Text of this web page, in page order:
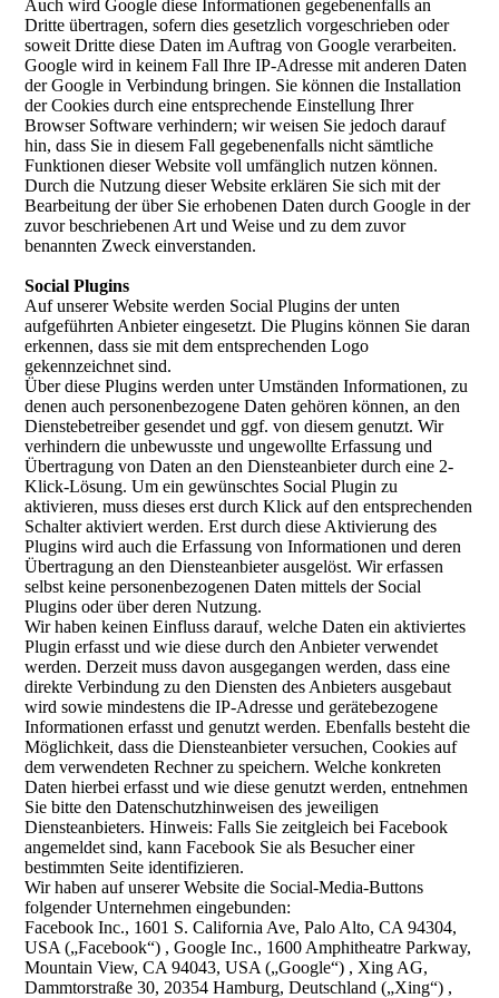
Auch wird Google diese Informationen gegebenenfalls an
Dritte übertragen, sofern dies gesetzlich vorgeschrieben oder
soweit Dritte diese Daten im Auftrag von Google verarbeiten.
Google wird in keinem Fall Ihre IP-Adresse mit anderen Daten
der Google in Verbindung bringen. Sie können die Installation
der Cookies durch eine entsprechende Einstellung Ihrer
Browser Software verhindern; wir weisen Sie jedoch darauf
hin, dass Sie in diesem Fall gegebenenfalls nicht sämtliche
Funktionen dieser Website voll umfänglich nutzen können.
Durch die Nutzung dieser Website erklären Sie sich mit der
Bearbeitung der über Sie erhobenen Daten durch Google in der
zuvor beschriebenen Art und Weise und zu dem zuvor
benannten Zweck einverstanden.
Social Plugins
Auf unserer Website werden Social Plugins der unten
aufgeführten Anbieter eingesetzt. Die Plugins können Sie daran
erkennen, dass sie mit dem entsprechenden Logo
gekennzeichnet sind.
Über diese Plugins werden unter Umständen Informationen, zu
denen auch personenbezogene Daten gehören können, an den
Dienstebetreiber gesendet und ggf. von diesem genutzt. Wir
verhindern die unbewusste und ungewollte Erfassung und
Übertragung von Daten an den Diensteanbieter durch eine 2-
Klick-Lösung. Um ein gewünschtes Social Plugin zu
aktivieren, muss dieses erst durch Klick auf den entsprechenden
Schalter aktiviert werden. Erst durch diese Aktivierung des
Plugins wird auch die Erfassung von Informationen und deren
Übertragung an den Diensteanbieter ausgelöst. Wir erfassen
selbst keine personenbezogenen Daten mittels der Social
Plugins oder über deren Nutzung.
Wir haben keinen Einfluss darauf, welche Daten ein aktiviertes
Plugin erfasst und wie diese durch den Anbieter verwendet
werden. Derzeit muss davon ausgegangen werden, dass eine
direkte Verbindung zu den Diensten des Anbieters ausgebaut
wird sowie mindestens die IP-Adresse und gerätebezogene
Informationen erfasst und genutzt werden. Ebenfalls besteht die
Möglichkeit, dass die Diensteanbieter versuchen, Cookies auf
dem verwendeten Rechner zu speichern. Welche konkreten
Daten hierbei erfasst und wie diese genutzt werden, entnehmen
Sie bitte den Datenschutzhinweisen des jeweiligen
Diensteanbieters. Hinweis: Falls Sie zeitgleich bei Facebook
angemeldet sind, kann Facebook Sie als Besucher einer
bestimmten Seite identifizieren.
Wir haben auf unserer Website die Social-Media-Buttons
folgender Unternehmen eingebunden:
Facebook Inc., 1601 S. California Ave, Palo Alto, CA 94304,
USA („Facebook“) , Google Inc., 1600 Amphitheatre Parkway,
Mountain View, CA 94043, USA („Google“) , Xing AG,
Dammtorstraße 30, 20354 Hamburg, Deutschland („Xing“) ,